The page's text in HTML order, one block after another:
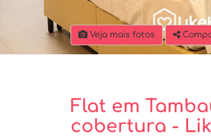
Veja mais fotos
Flat em
cobertura -